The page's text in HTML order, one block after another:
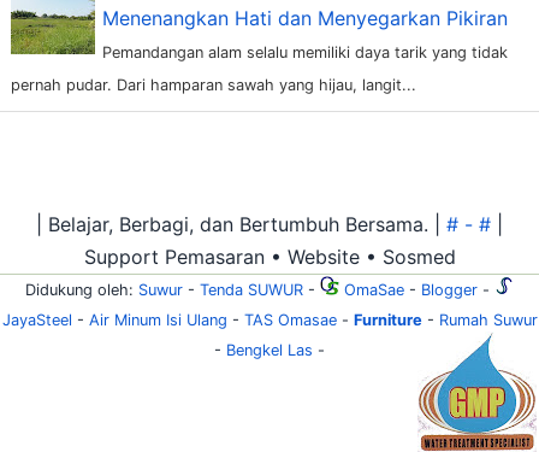
Menenangkan Hati dan Menyegarkan Pikiran
Pemandangan alam selalu memiliki daya tarik yang tidak
pernah pudar. Dari hamparan sawah yang hijau, langit...
| Belajar, Berbagi, dan Bertumbuh Bersama. | # - #
Support Pemasaran • Website • Sosmed
Didukung oleh: Suwur - Tenda SUWUR - OmaSae - Blogger -
JayaSteel - Air Minum Isi Ulang - TAS Omasae- Furniture- Rumah Suwur
- Bengkel Las -